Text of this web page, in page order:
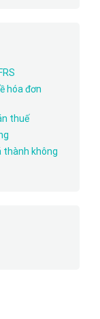
hóa đơn
thuế
thành không